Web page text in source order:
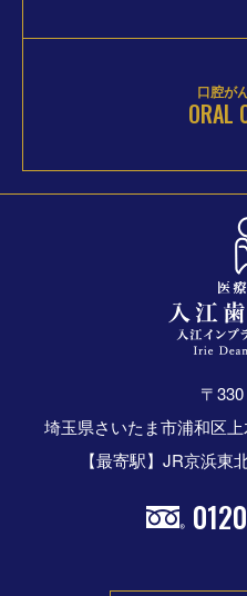
口腔が
ORAL
〒
埼玉県さいたま市浦和区
【最寄駅】JR京浜東